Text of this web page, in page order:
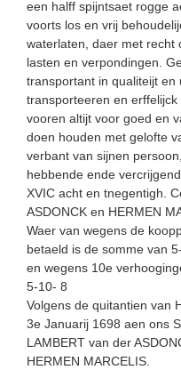
een halff spijntsaet rogge
voorts los en vrij
waterlaten, daer met recht
lasten en verpondingen.
transportant in qualiteijt en
transporteeren en
vooren altijt voor goed en
doen houden met gelofte
verbant van sijnen
hebbende ende
XVIC acht en tnegentigh.
ASDONCK en HERMEN
Waer van wegens de
betaeld is de somme van
en wegens 10e
5-10- 8
Volgens de quitantien van
3e Januarij 1698 aen ons
LAMBERT van der
HERMEN MARCELIS.